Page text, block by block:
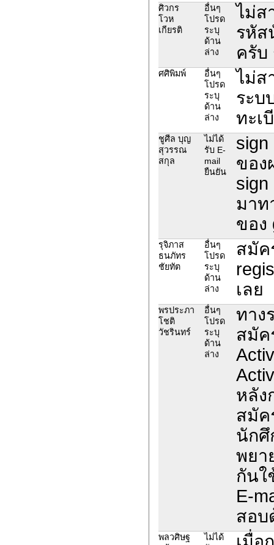
ศิวกร
โวห
เกียรติ
อื่นๆ
โปรด
ระบุ
ด้าน
ล่าง
ไม่ส
รหัส
ครับ
ศศิพิมพ์
อื่นๆ
โปรด
ระบุ
ด้าน
ล่าง
ไม่ส
ระบ
ทะเ
ชูศีล บุญ
สุวรรณ
สกุล
ไม่ได้
รับ E-
mail
ยืนยัน
ของ
มาท
ของ
รุจิภาส
ธนภัทร
ชัยทัต
อื่นๆ
โปรด
ระบุ
ด้าน
ล่าง
สมัค
เลย
พรประภา
โชติ
วัชรินทร์
อื่นๆ
โปรด
ระบุ
ด้าน
ล่าง
ทาง
สมัค
หลัง
สมัค
นักศึ
พยา
กันใ
E-
สอบ
พลวศิษฐ
ไม่ได้
เมื่อ